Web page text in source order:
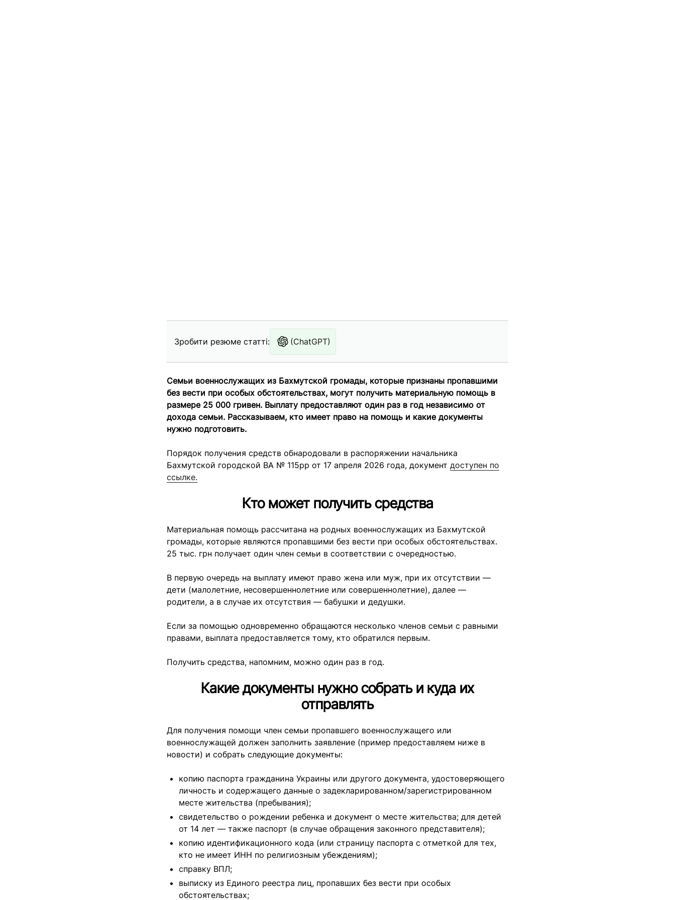
Зробити резюме статті: (ChatGPT)
Семьи военнослужащих из Бахмутской громады, которые признаны пропавшими
без вести при особых обстоятельствах, могут получить материальную помощь в
размере 25 000 гривен. Выплату предоставляют один раз в год независимо от
дохода семьи. Рассказываем, кто имеет право на помощь и какие документы
нужно подготовить.
Порядок получения средств обнародовали в распоряжении начальника
Бахмутской городской ВА № 115рр от 17 апреля 2026 года, документ доступен по
ссылке.
Кто может получить средства
Материальная помощь рассчитана на родных военнослужащих из Бахмутской
громады, которые являются пропавшими без вести при особых обстоятельствах.
25 тыс. грн получает один член семьи в соответствии с очередностью.
В первую очередь на выплату имеют право жена или муж, при их отсутствии —
дети (малолетние, несовершеннолетние или совершеннолетние), далее —
родители, а в случае их отсутствия — бабушки и дедушки.
Если за помощью одновременно обращаются несколько членов семьи с равными
правами, выплата предоставляется тому, кто обратился первым.
Получить средства, напомним, можно один раз в год.
Какие документы нужно собрать и куда их
отправлять
Для получения помощи член семьи пропавшего военнослужащего или
военнослужащей должен заполнить заявление (пример предоставляем ниже в
новости) и собрать следующие документы:
копию паспорта гражданина Украины или другого документа, удостоверяющего
личность и содержащего данные о задекларированном/зарегистрированном
месте жительства (пребывания);
свидетельство о рождении ребенка и документ о месте жительства; для детей
от 14 лет — также паспорт (в случае обращения законного представителя);
копию идентификационного кода (или страницу паспорта с отметкой для тех,
кто не имеет ИНН по религиозным убеждениям);
справку ВПЛ;
выписку из Единого реестра лиц, пропавших без вести при особых
обстоятельствах;